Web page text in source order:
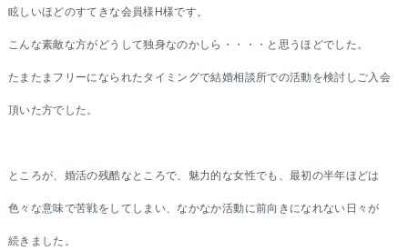
眩しいほどのすてきな会員様H様です。
こんな素敵な方がどうして独身なのかしら・・・・と思うほどでした。
たまたまフリーになられたタイミングで結婚相談所での活動を検討しご入会
頂いた方でした。
ところが、婚活の残酷なところで、魅力的な女性でも、最初の半年ほどは
色々な意味で苦戦をしてしまい、なかなか活動に前向きになれない日々が
続きました。